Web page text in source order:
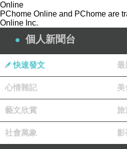
絕對過量級的紫外線
刺眼的陽光
讓這次的出遊過程也一如往
Online
PChome Online and PChome are
Online Inc.
個人新聞台
快速發文 最
心情雜記 美
藝文欣賞 旅
社會萬象 影